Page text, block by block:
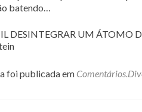
batendo…
DESINTEGRAR UM ÁTOMO
foi publicada em